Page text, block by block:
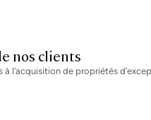
nos clients
l’acquisition de propriétés